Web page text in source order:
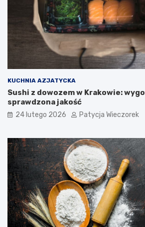
KUCHNIA AZJATYCKA
Sushi z dowozem w Krakowie:
sprawdzona jakość
24 lutego 2026 Patycja Wieczorek